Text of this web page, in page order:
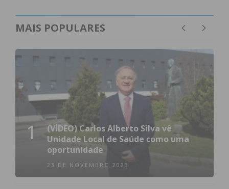
MAIS POPULARES
1
(VÍDEO) Carlos Alberto Silva vê
Unidade Local de Saúde como uma
oportunidade
23 DE NOVEMBRO 2023